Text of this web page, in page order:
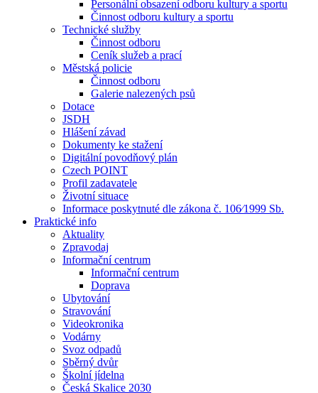
Personální obsazení odboru kultury a sportu
Činnost odboru kultury a sportu
Technické služby
Činnost odboru
Ceník služeb a prací
Městská policie
Činnost odboru
Galerie nalezených psů
Dotace
JSDH
Hlášení závad
Dokumenty ke stažení
Digitální povodňový plán
Czech POINT
Profil zadavatele
Životní situace
Informace poskytnuté dle zákona č. 106⁄1999 Sb.
Praktické info
Aktuality
Zpravodaj
Informační centrum
Informační centrum
Doprava
Ubytování
Stravování
Videokronika
Vodárny
Svoz odpadů
Sběrný dvůr
Školní jídelna
Česká Skalice 2030